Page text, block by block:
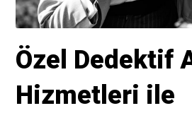
Özel Dedektif
Hizmetleri ile